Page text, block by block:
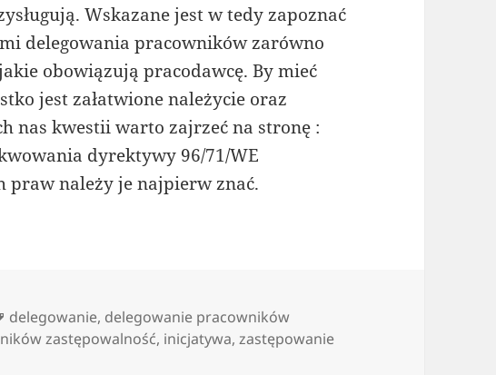
Wskazane jest w tedy zapoznać
delegowania pracowników zarówno
obowiązują pracodawcę. By mieć
jest załatwione należycie oraz
nas kwestii warto zajrzeć na stronę :
dyrektywy 96/71/WE
praw należy je najpierw znać.
Tagi
delegowanie, delegowanie pracowników
zastępowalność, inicjatywa,zastępowanie